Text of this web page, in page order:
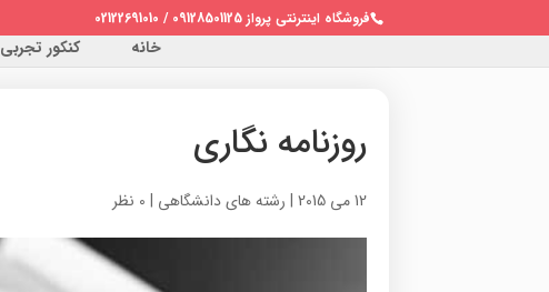
فروشگاه اینترنتی پرواز 09128501125 / 02122691010
خانه کنکور تجربی 1403
روزنامه نگاری
12 می 2015 | رشته های دانشگاهی | 0 نظر